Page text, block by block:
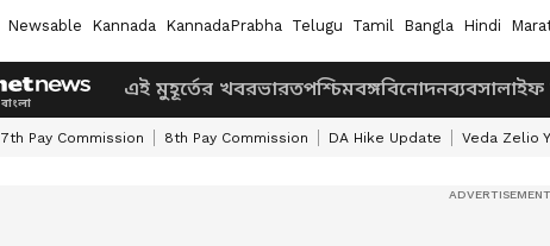
Newsable Kannada KannadaPrabha Telugu Tamil Bangla Hindi
এই মুহূর্তের খবরভারতপশ্চিমবঙ্গবিনোদনব্যবসালাইফ
7th Pay Commission 8th Pay Commission DA Hike Update Veda Zelio